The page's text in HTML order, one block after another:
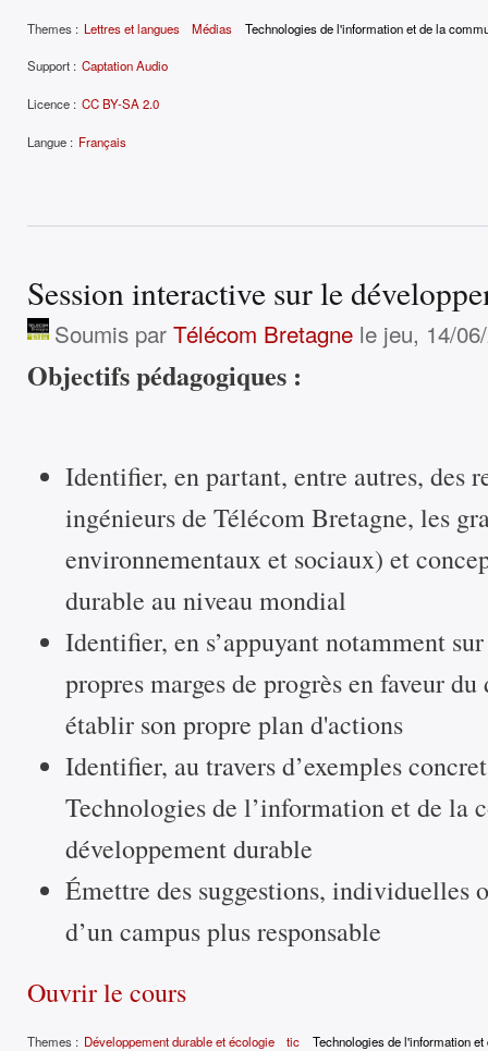
Themes : Lettres et langues Médias Technologies de l'information et de la
Support : Captation Audio
Licence : CC BY-SA 2.0
Langue : Français
Session interactive sur le
Soumis par Télécom Bretagne le jeu, 14/
Objectifs pédagogiques :
Identifier, en partant, entre autres, des
ingénieurs de Télécom Bretagne, les
environnementaux et sociaux) et
durable au niveau mondial
Identifier, en s’appuyant notamment
propres marges de progrès en faveur
établir son propre plan d'actions
Identifier, au travers d’exemples
Technologies de l’information et de la
développement durable
Émettre des suggestions, individuelles
d’un campus plus responsable
Ouvrir le cours
Themes : Développement durable et écologie tic Technologies de l'information